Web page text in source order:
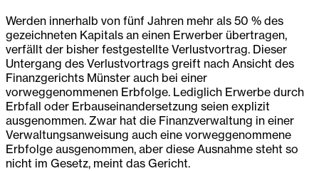
Werden innerhalb von fünf Jahren mehr als 50 % des
gezeichneten Kapitals an einen Erwerber übertragen,
verfällt der bisher festgestellte Verlustvortrag. Dieser
Untergang des Verlustvortrags greift nach Ansicht des
Finanzgerichts Münster auch bei einer
vorweggenommenen Erbfolge. Lediglich Erwerbe durch
Erbfall oder Erbauseinandersetzung seien explizit
ausgenommen. Zwar hat die Finanzverwaltung in einer
Verwaltungsanweisung auch eine vorweggenommene
Erbfolge ausgenommen, aber diese Ausnahme steht so
nicht im Gesetz, meint das Gericht.